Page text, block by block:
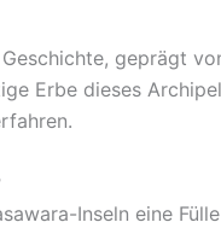
geprägt
Erbe dieses
Inseln eine